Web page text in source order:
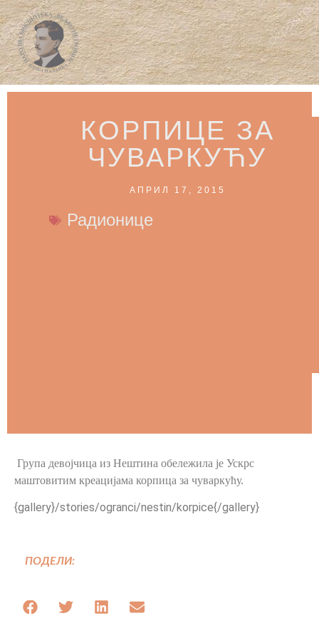
КОРПИЦЕ ЗА
ЧУВАРКУЋУ
АПРИЛ 17, 2015
Радионице
Група девојчица из Нештина обележила је Ускрс
маштовитим креацијама корпица за чуваркућу.
{gallery}/stories/ogranci/nestin/korpice{/gallery}
ПОДЕЛИ: